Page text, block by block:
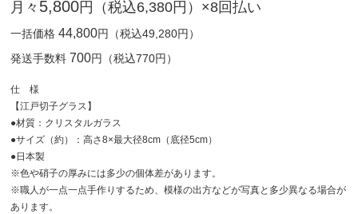
月々 5,800円（税込6,380円）×8回払い
一括価格44,800円（税込49,280円）
発送手数料 700円（税込770円）
仕 様
【江戸切子グラス】
●材質：クリスタルガラス
●サイズ（約）：高さ8×最大径8cm（底径5cm）
●日本製
※色や硝子の厚みには多少の個体差があります。
※職人が一点一点手作りするため、模様の出方などが写真と多少異なる場合が
あります。